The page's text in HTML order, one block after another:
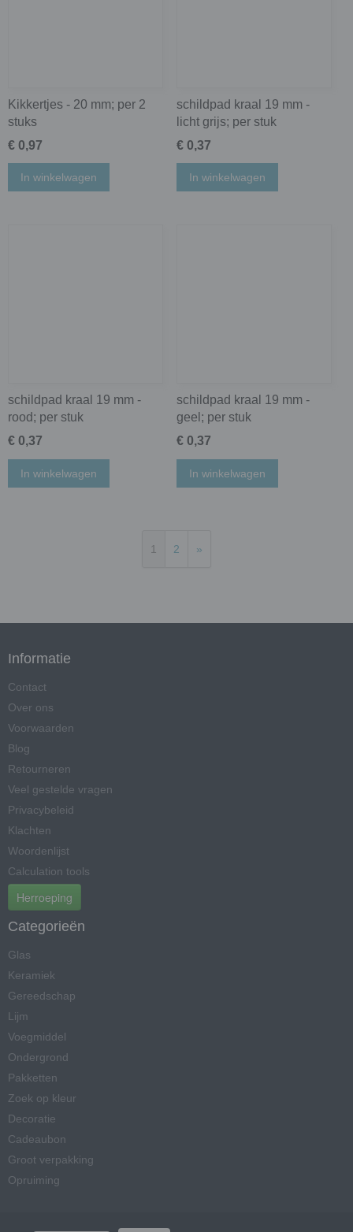
Kikkertjes - 20 mm; per 2
stuks
€ 0,97
In winkelwagen
schildpad kraal 19 mm -
licht grijs; per stuk
€ 0,37
In winkelwagen
schildpad kraal 19 mm -
rood; per stuk
€ 0,37
In winkelwagen
schildpad kraal 19 mm -
geel; per stuk
€ 0,37
In winkelwagen
1 2 »
Informatie
Contact
Over ons
Voorwaarden
Blog
Retourneren
Veel gestelde vragen
Privacybeleid
Klachten
Woordenlijst
Calculation tools
Herroeping
Categorieën
Glas
Keramiek
Gereedschap
Lijm
Voegmiddel
Ondergrond
Pakketten
Zoek op kleur
Decoratie
Cadeaubon
Groot verpakking
Opruiming